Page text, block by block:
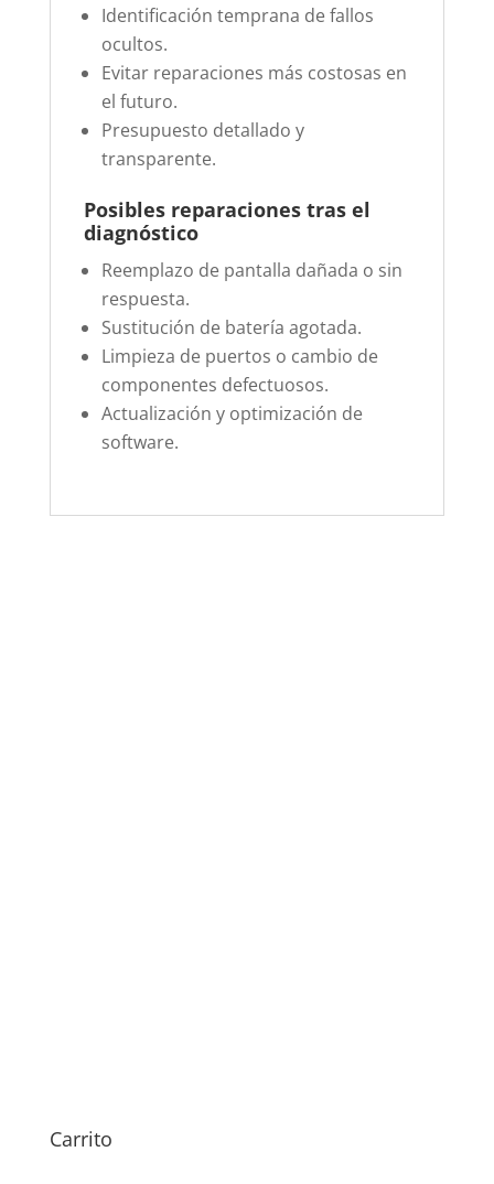
Identificación temprana de fallos
ocultos.
Evitar reparaciones más costosas en
el futuro.
Presupuesto detallado y
transparente.
Posibles reparaciones tras el
diagnóstico
Reemplazo de pantalla dañada o sin
respuesta.
Sustitución de batería agotada.
Limpieza de puertos o cambio de
componentes defectuosos.
Actualización y optimización de
software.
Carrito